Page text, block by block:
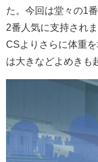
た。今回は堂々の1
2番人気に支持され
CSよりさらに体重
は大きなどよめきも